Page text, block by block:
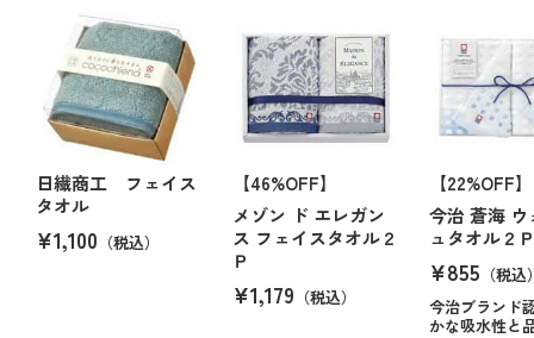
日繊商工 フェイス
タオル
¥1,100 （税込）
【46%OFF】
メゾン ド エレガン
ス フェイスタオル２
Ｐ
¥1,179 （税込）
【22%OFF】
今治 蒼海 ウ
ュタオル２
¥855 （税込
今治ブランド
かな吸水性と